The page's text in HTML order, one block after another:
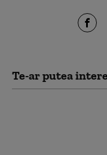
Te-ar putea